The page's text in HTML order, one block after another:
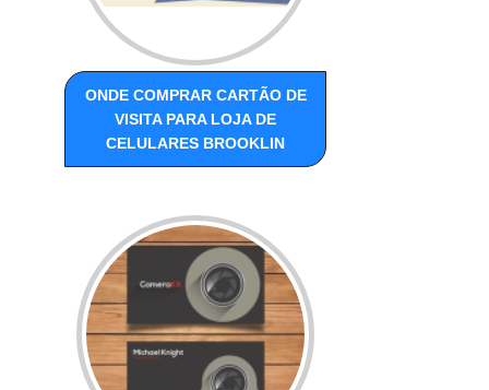
ONDE COMPRAR CARTÃO DE
VISITA PARA LOJA DE
CELULARES BROOKLIN